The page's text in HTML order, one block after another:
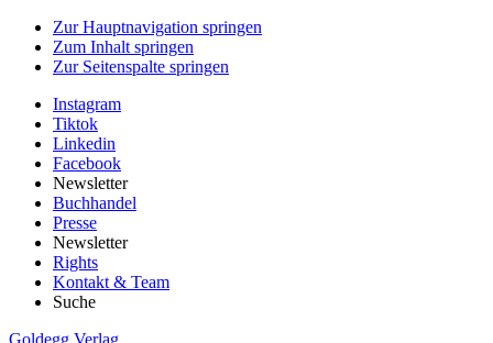
Zur Hauptnavigation springen
Zum Inhalt springen
Zur Seitenspalte springen
Instagram
Tiktok
Linkedin
Facebook
Newsletter
Buchhandel
Presse
Newsletter
Rights
Kontakt & Team
Suche
Goldegg Verlag